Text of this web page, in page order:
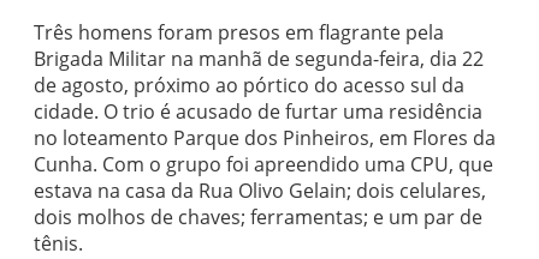
Três homens foram presos em flagrante pela
Brigada Militar na manhã de segunda-feira, dia 22
de agosto, próximo ao pórtico do acesso sul da
cidade. O trio é acusado de furtar uma residência
no loteamento Parque dos Pinheiros, em Flores da
Cunha. Com o grupo foi apreendido uma CPU, que
estava na casa da Rua Olivo Gelain; dois celulares,
dois molhos de chaves; ferramentas; e um par de
tênis.